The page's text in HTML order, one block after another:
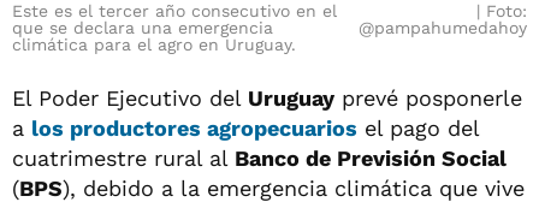
Este es el tercer año consecutivo en el
que se declara una emergencia
climática para el agro en Uruguay.
Foto:
@pampahumedahoy
El Poder Ejecutivo del Uruguay prevé posponerle
a los productores agropecuarios el pago del
cuatrimestre rural al Banco de Previsión Social
(BPS), debido a la emergencia climática que vive